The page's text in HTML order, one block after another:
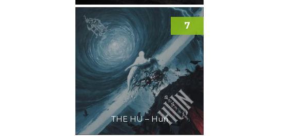
THE HU – Hun
7